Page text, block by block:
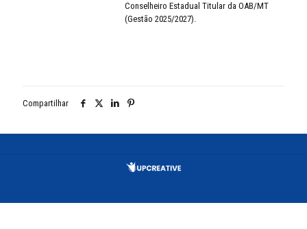
Conselheiro Estadual Titular da OAB/MT
(Gestão 2025/2027).
Compartilhar